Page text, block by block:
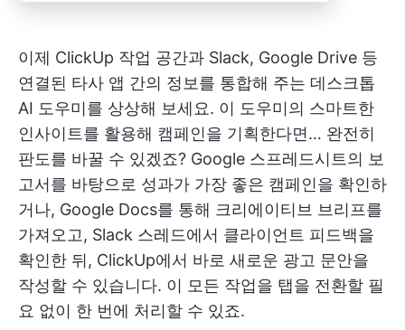
이제 ClickUp 작업 공간과 Slack, Google Drive 등
연결된 타사 앱 간의 정보를 통합해 주는 데스크톱
AI 도우미를 상상해 보세요. 이 도우미의 스마트한
인사이트를 활용해 캠페인을 기획한다면… 완전히
판도를 바꿀 수 있겠죠? Google 스프레드시트의 보
고서를 바탕으로 성과가 가장 좋은 캠페인을 확인하
거나, Google Docs를 통해 크리에이티브 브리프를
가져오고, Slack 스레드에서 클라이언트 피드백을
확인한 뒤, ClickUp에서 바로 새로운 광고 문안을
작성할 수 있습니다. 이 모든 작업을 탭을 전환할 필
요 없이 한 번에 처리할 수 있죠.